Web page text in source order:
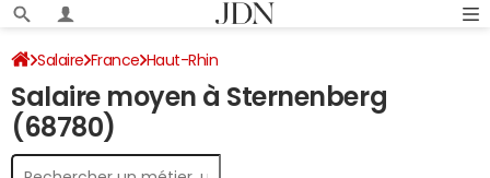
Salaire France Haut-Rhin
Salaire moyen à Sternenberg
(68780)